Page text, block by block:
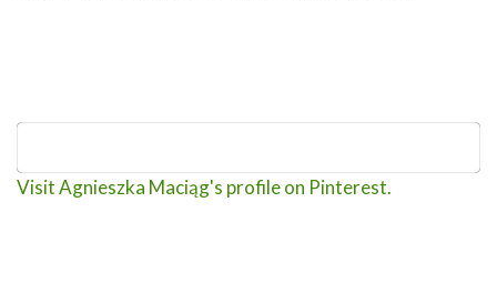
Visit Agnieszka Maciąg's profile on Pinterest.